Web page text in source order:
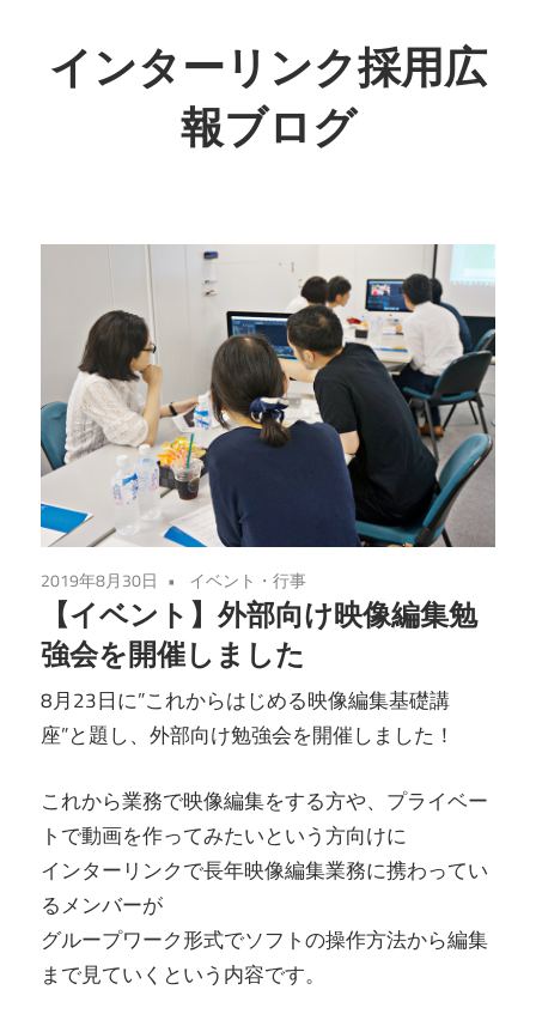
インターリンク採用広
報ブログ
2019年8月30日 イベント・行事
【イベント】外部向け映像編集勉
強会を開催しました
8月23日に”これからはじめる映像編集基礎講
座”と題し、外部向け勉強会を開催しました！
これから業務で映像編集をする方や、プライベー
トで動画を作ってみたいという方向けに
インターリンクで長年映像編集業務に携わってい
るメンバーが
グループワーク形式でソフトの操作方法から編集
まで見ていくという内容です。